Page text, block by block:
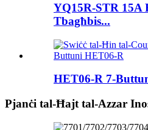
YQ15R-STR 15A
Tbagħbis...
HET06-R 7-
Pjanċi tal-Ħajt tal-Azzar